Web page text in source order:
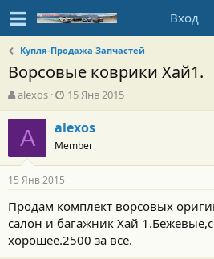
Вход
Купля-Продажа Запчастей
Ворсовые коврики Хай1.
А
в
т
о
т
е
м
ы
alexos
Д
а
т
а
н
а
а
л
а
15 Янв 2015
A alexos
Member
15 Янв 2015
Продам комплект ворсовых
салон и багажник Хай
хорошее.2500 за все.